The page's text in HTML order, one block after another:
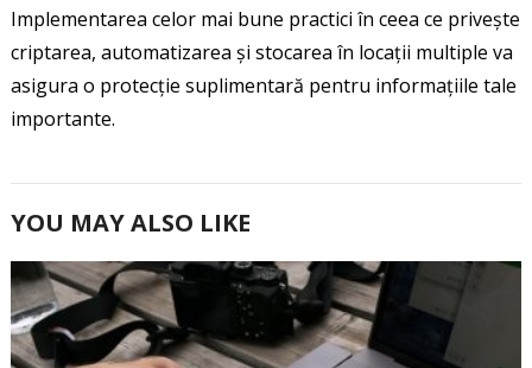
Implementarea celor mai bune practici în ceea ce privește
criptarea, automatizarea și stocarea în locații multiple va
asigura o protecție suplimentară pentru informațiile tale
importante.
YOU MAY ALSO LIKE